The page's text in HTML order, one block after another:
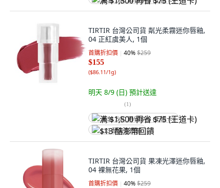
TIRTIR 台灣公司貨 粼光柔霧迷你唇釉,
04 正紅虞美人, 1個
首購折扣價 40%$259
$155
($86.11/1g)
明天 8/9 (日) 預計送達
(1)
满 $1,500 再省 $75 (王道卡)
$13 酷澎幣回饋
TIRTIR 台灣公司貨 果凍光澤迷你唇釉,
04 裸無花果, 1個
首購折扣價 40%$259